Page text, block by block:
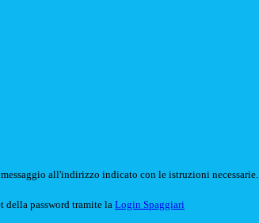
all'indirizzo indicato con le istruzioni necessarie.
della password tramite la Login Spaggiari